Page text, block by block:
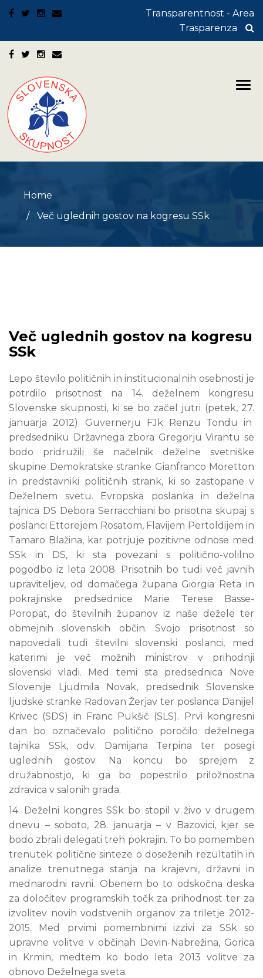
Transparentnost - Area
Trasparenza
Home
Več uglednih gostov na kogresu SSk
Več uglednih gostov na kogresu
SSk
Lepo število političnih in institucionalnih osebnosti je
potrdilo prisotnost na 14. deželnem kongresu
Slovenske skupnosti, ki se bo začel jutri (petek, 27.
januarja 2012). Guvernerju FJk Renzu Tondu in
predsedniku Državnega zbora Gregorju Virantu se
bodo pridružili še načelnik deželne svetniške
skupine Demokratske stranke Gianfranco Moretton
in predstavniki političnih strank, ki so zastopane v
Deželnem svetu. Evropska poslanka in deželna
tajnica DS Debora Serracchiani bo prisotna skupaj s
poslanci Ettorejem Rosatom, Flavijem Pertoldijem in
Tamaro Blažina, kar potrjuje pozitivne odnose med
SSk in DS, ki sta povezani s politično-volilno
pogodbo iz leta 2008. Prisotnih bo tudi več javnih
upraviteljev, od domačega župana Giorgia Reta in
pokrajinske predsednice Marie Terese Basse-
Poropat, do številnih županov iz naše dežele ter
obmejnih slovenskih občin. Svojo prisotnost so
napovedali tudi številni slovenski poslanci, med
katerimi je več možnih ministrov v prihodnji
slovenski vladi. Med temi sta predsednica Nove
Slovenije Ljudmila Novak, predsednik Slovenske
ljudske stranke Radovan Žerjav ter poslanca Danijel
Krivec (SDS) in Franc Pukšič (SLS). Prvi kongresni
dan bo označevalo politično poročilo deželnega
tajnika SSk, odv. Damijana Terpina ter posegi
uglednih gostov. Na koncu bo sprejem z
družabnostjo, ki ga bo popestrilo priložnostna
zdravica v salonih grada.
14. Deželni kongres SSk bo stopil v živo v drugem
dnevu – soboto, 28. januarja – v Bazovici, kjer se
bodo zbrali delegati treh pokrajin. To bo pomemben
trenutek politične sinteze o doseženih rezultatih in
analize trenutnega stanja na krajevni, državni in
mednarodni ravni. Obenem bo to odskočna deska
za določitev programskih točk za prihodnost ter za
izvolitev novih vodstvenih organov za triletje 2012-
2015. Med prvimi pomembnimi izzivi za SSk so
upravne volitve v občinah Devin-Nabrežina, Gorica
in Krmin, medtem ko bodo leta 2013 volitve za
obnovo Deželnega sveta.